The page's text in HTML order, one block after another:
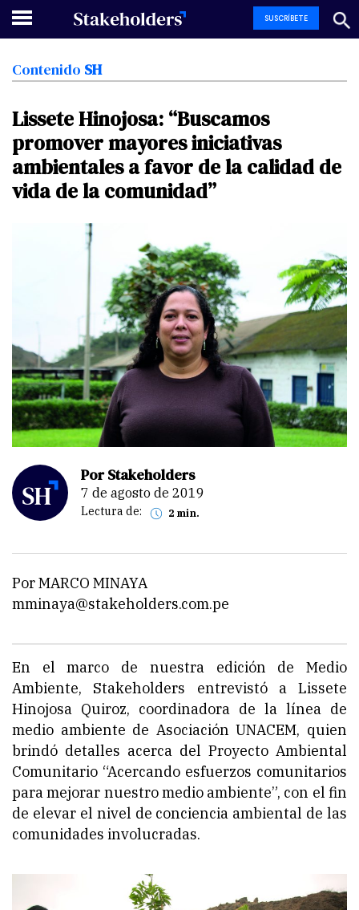
SUSCRÍBETE
Contenido SH
LisseteHinojosa: “Buscamos
promovermayoresiniciativas
ambientales afavor dela calidad de
vida dela comunidad”
Por Stakeholders
7 de agosto de 2019
Lectura de: 2 min.
Por MARCO MINAYA
mminaya@stakeholders.com.pe
En el marco de nuestra edición de Medio
Ambiente, Stakeholders entrevistó a Lissete
Hinojosa Quiroz, coordinadora de la línea de
medio ambiente de Asociación UNACEM, quien
brindó detalles acerca del Proyecto Ambiental
Comunitario “Acercando esfuerzos comunitarios
para mejorar nuestro medio ambiente”, con el fin
de elevar el nivel de conciencia ambiental de las
comunidades involucradas.